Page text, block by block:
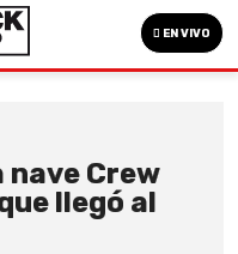
EN VIVO
nave Crew
llegó al